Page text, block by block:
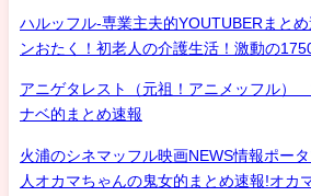
ハルッフル-専業主夫的YOUTUBERまと
ンおたく！初老人の介護生活！激動の
アニゲタレスト（元祖！アニメッフル）
ナベ的まとめ速報
火浦のシネマッフル映画NEWS情報ポー
人オカマちゃんの鬼女的まとめ速報!オカ